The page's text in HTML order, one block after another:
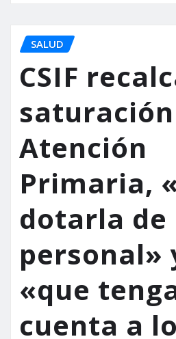
SALUD
CSIF
Atención
Primaria,
dotarla de
personal»
«que
cuenta a